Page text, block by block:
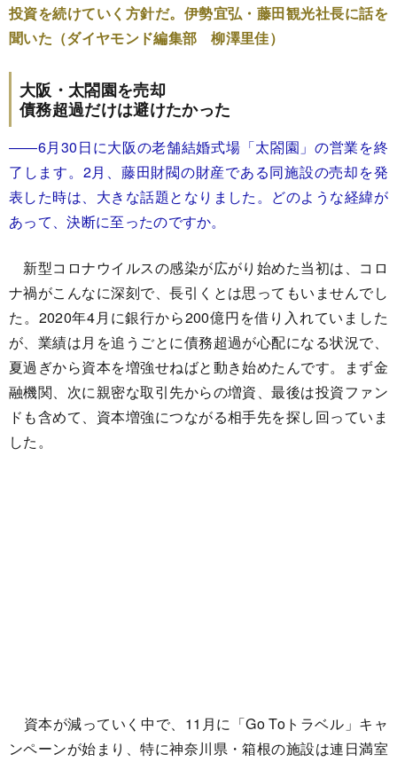
投資を続けていく方針だ。伊勢宜弘・藤田観光社長に話を
聞いた（ダイヤモンド編集部 柳澤里佳）
大阪・太閤園を売却
債務超過だけは避けたかった
――6月30日に大阪の老舗結婚式場「太閤園」の営業を終
了します。2月、藤田財閥の財産である同施設の売却を発
表した時は、大きな話題となりました。どのような経緯が
あって、決断に至ったのですか。
新型コロナウイルスの感染が広がり始めた当初は、コロ
ナ禍がこんなに深刻で、長引くとは思ってもいませんでし
た。2020年4月に銀行から200億円を借り入れていました
が、業績は月を追うごとに債務超過が心配になる状況で、
夏過ぎから資本を増強せねばと動き始めたんです。まず金
融機関、次に親密な取引先からの増資、最後は投資ファン
ドも含めて、資本増強につながる相手先を探し回っていま
した。
資本が減っていく中で、11月に「Go Toトラベル」キャ
ンペーンが始まり、特に神奈川県・箱根の施設は連日満室